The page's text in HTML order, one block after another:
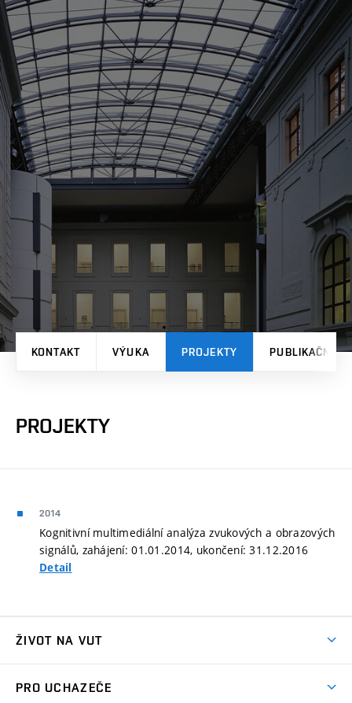
KONTAKT VÝUKA PROJEKTY PUBLIKAČNÍ
PROJEKTY
2014
Kognitivní multimediální analýza zvukových a obrazových
signálů, zahájení: 01.01.2014, ukončení: 31.12.2016
Detail
ŽIVOT NA VUT
PRO UCHAZEČE